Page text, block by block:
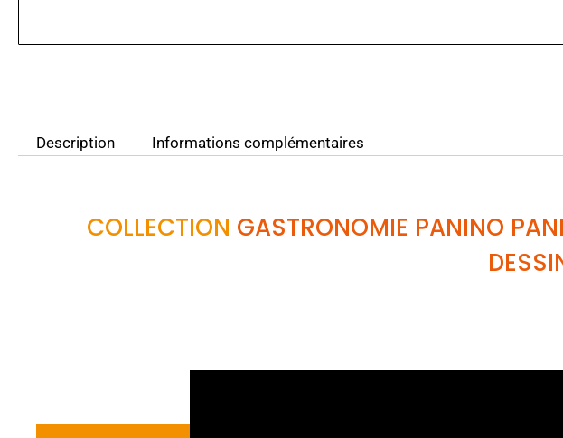
Description Informations complémentaires
COLLECTION GASTRONOMIE PANINO